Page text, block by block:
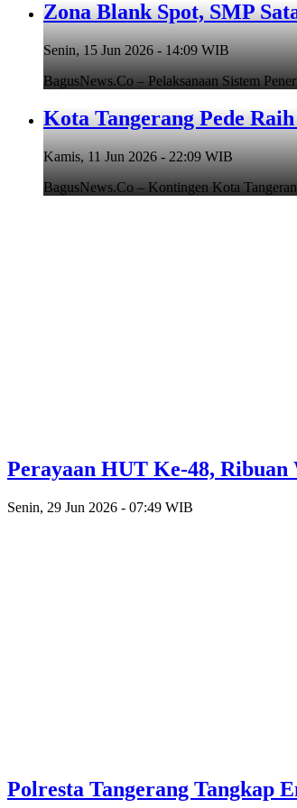
Zona Blank Spot, SMP
Senin, 15 Jun 2026 - 14:09 WIB
BagusNews.Co – Pelaksanaan Sistem
Kota Tangerang Pede
Kamis, 11 Jun 2026 - 22:09 WIB
BagusNews.Co – Kontingen Kota
Perayaan HUT Ke-48,
Senin, 29 Jun 2026 - 07:49 WIB
Polresta Tangerang Tangkap